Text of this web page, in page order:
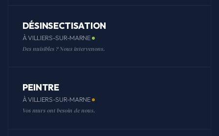
DÉSINSECTISATION
À VILLIERS-SUR-MARNE
Des nuisibles ? Nous intervenons.
PEINTRE
À VILLIERS-SUR-MARNE
Vos murs ont besoin de nous.